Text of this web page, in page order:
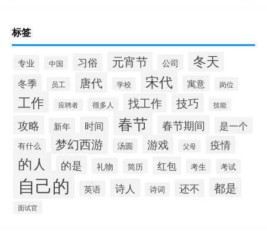
标签
专业 中国 习俗 元宵节 公司 冬天
冬季 员工 唐代 学校 宋代 寓意 岗位
工作 应聘者 很多人 找工作 技巧 技能
攻略 新年 时间 春节 春节期间 是一个
有什么 梦幻西游 汤圆 游戏 父母 疫情
的人 的是 礼物 简历 红包 考生 考试
自己的 英语 诗人 诗词 还不 都是
面试官